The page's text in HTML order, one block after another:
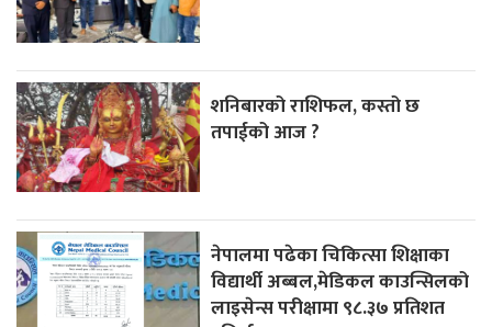
शनिबारको राशिफल, कस्तो छ
तपाईको आज ?
नेपालमा पढेका चिकित्सा शिक्षाका
विद्यार्थी अब्बल,मेडिकल काउन्सिलको
लाइसेन्स परीक्षामा ९८.३७ प्रतिशत